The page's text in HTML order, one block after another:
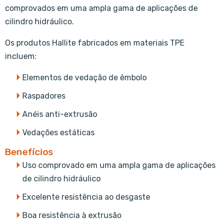
comprovados em uma ampla gama de aplicações de
cilindro hidráulico.
Os produtos Hallite fabricados em materiais TPE
incluem:
Elementos de vedação de êmbolo
Raspadores
Anéis anti-extrusão
Vedações estáticas
Benefícios
Uso comprovado em uma ampla gama de aplicações
de cilindro hidráulico
Excelente resistência ao desgaste
Boa resistência à extrusão